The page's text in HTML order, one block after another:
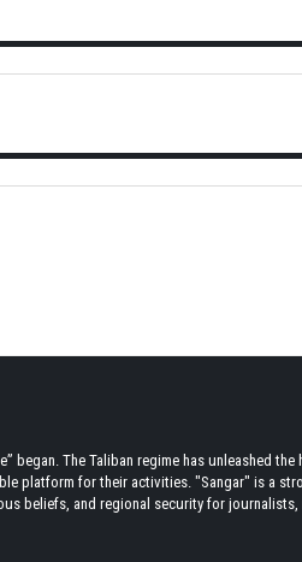
began. The Taliban regime has unleashed
platform for their activities. "Sangar" is a
beliefs, and regional security for